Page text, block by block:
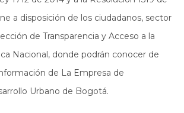
a disposición de los ciudadanos, sector
de Transparencia y Acceso a la
Nacional, donde podrán conocer de
de La Empresa de
Urbano de Bogotá.